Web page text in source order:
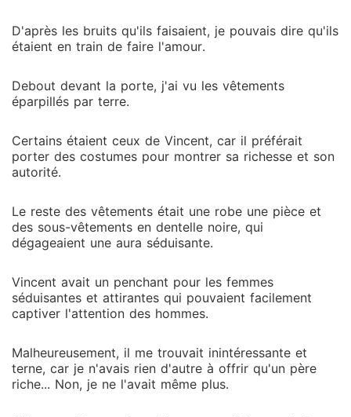
D'après les bruits qu'ils faisaient, je pouvais dire qu'ils
étaient en train de faire l'amour.
Debout devant la porte, j'ai vu les vêtements
éparpillés par terre.
Certains étaient ceux de Vincent, car il préférait
porter des costumes pour montrer sa richesse et son
autorité.
Le reste des vêtements était une robe une pièce et
des sous-vêtements en dentelle noire, qui
dégageaient une aura séduisante.
Vincent avait un penchant pour les femmes
séduisantes et attirantes qui pouvaient facilement
captiver l'attention des hommes.
Malheureusement, il me trouvait inintéressante et
terne, car je n'avais rien d'autre à offrir qu'un père
riche... Non, je ne l'avait même plus.